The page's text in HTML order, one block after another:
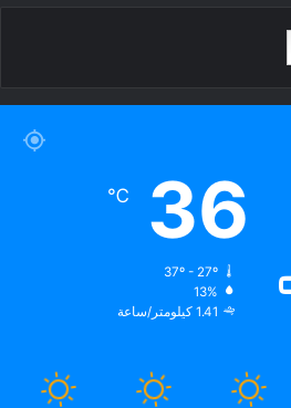
36
℃
37º - 27º
13%
1.41 كيلومتر/ساعة